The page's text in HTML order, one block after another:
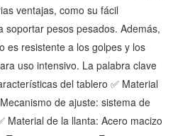
ventajas, como su fácil
soportar pesos pesados. Además,
es resistente a los golpes y los
uso intensivo. La palabra clave
del tablero ✅ Material
de ajuste: sistema de
Material de la llanta: Acero macizo